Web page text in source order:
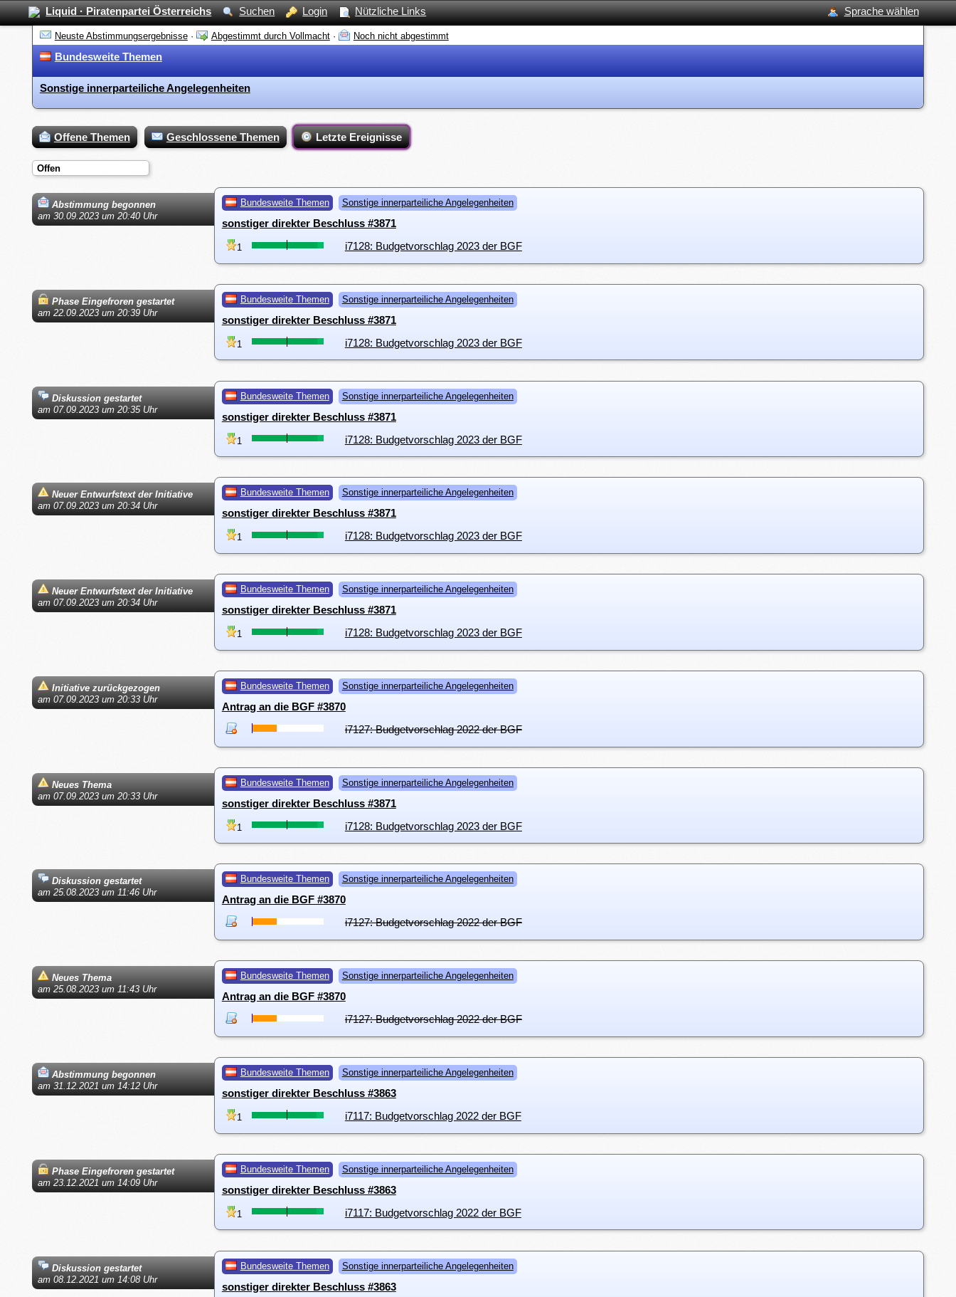
Liquid · Piratenpartei Österreichs Suchen Login Nützliche Links Sprache wählen
Neuste Abstimmungsergebnisse· Abgestimmt durch Vollmacht· Noch nicht abgestimmt
Bundesweite Themen
Sonstige innerparteiliche Angelegenheiten
Offene Themen Geschlossene Themen Letzte Ereignisse
Offen
Abstimmung begonnen
am 30.09.2023 um 20:40 Uhr
Bundesweite Themen Sonstige innerparteiliche Angelegenheiten
sonstiger direkter Beschluss #3871
1 i7128: Budgetvorschlag 2023 der BGF
Phase Eingefroren gestartet
am 22.09.2023 um 20:39 Uhr
Bundesweite Themen Sonstige innerparteiliche Angelegenheiten
sonstiger direkter Beschluss #3871
1 i7128: Budgetvorschlag 2023 der BGF
Diskussion gestartet
am 07.09.2023 um 20:35 Uhr
Bundesweite Themen Sonstige innerparteiliche Angelegenheiten
sonstiger direkter Beschluss #3871
1 i7128: Budgetvorschlag 2023 der BGF
Neuer Entwurfstext der Initiative
am 07.09.2023 um 20:34 Uhr
Bundesweite Themen Sonstige innerparteiliche Angelegenheiten
sonstiger direkter Beschluss #3871
1 i7128: Budgetvorschlag 2023 der BGF
Neuer Entwurfstext der Initiative
am 07.09.2023 um 20:34 Uhr
Bundesweite Themen Sonstige innerparteiliche Angelegenheiten
sonstiger direkter Beschluss #3871
1 i7128: Budgetvorschlag 2023 der BGF
Initiative zurückgezogen
am 07.09.2023 um 20:33 Uhr
Bundesweite Themen Sonstige innerparteiliche Angelegenheiten
Antrag an die BGF #3870
i7127: Budgetvorschlag 2022 der BGF
Neues Thema
am 07.09.2023 um 20:33 Uhr
Bundesweite Themen Sonstige innerparteiliche Angelegenheiten
sonstiger direkter Beschluss #3871
1 i7128: Budgetvorschlag 2023 der BGF
Diskussion gestartet
am 25.08.2023 um 11:46 Uhr
Bundesweite Themen Sonstige innerparteiliche Angelegenheiten
Antrag an die BGF #3870
i7127: Budgetvorschlag 2022 der BGF
Neues Thema
am 25.08.2023 um 11:43 Uhr
Bundesweite Themen Sonstige innerparteiliche Angelegenheiten
Antrag an die BGF #3870
i7127: Budgetvorschlag 2022 der BGF
Abstimmung begonnen
am 31.12.2021 um 14:12 Uhr
Bundesweite Themen Sonstige innerparteiliche Angelegenheiten
sonstiger direkter Beschluss #3863
1 i7117: Budgetvorschlag 2022 der BGF
Phase Eingefroren gestartet
am 23.12.2021 um 14:09 Uhr
Bundesweite Themen Sonstige innerparteiliche Angelegenheiten
sonstiger direkter Beschluss #3863
1 i7117: Budgetvorschlag 2022 der BGF
Diskussion gestartet
am 08.12.2021 um 14:08 Uhr
Bundesweite Themen Sonstige innerparteiliche Angelegenheiten
sonstiger direkter Beschluss #3863